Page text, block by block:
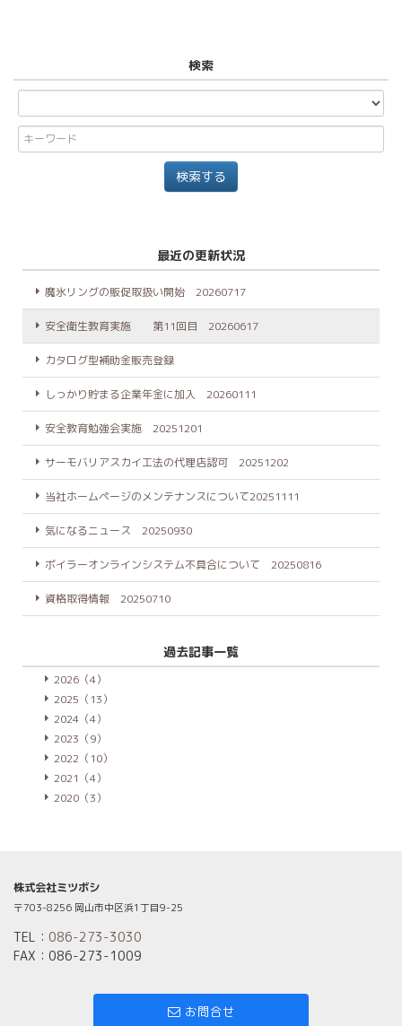
検索
最近の更新状況
魔氷リングの販促取扱い開始 20260717
安全衛生教育実施 第11回目 20260617
カタログ型補助金販売登録
しっかり貯まる企業年金に加入 20260111
安全教育勉強会実施 20251201
サーモバリアスカイ工法の代理店認可 20251202
当社ホームページのメンテナンスについて20251111
気になるニュース 20250930
ボイラーオンラインシステム不具合について 20250816
資格取得情報 20250710
過去記事一覧
2026（4）
2025（13）
2024（4）
2023（9）
2022（10）
2021（4）
2020（3）
株式会社ミツボシ
〒703-8256 岡山市中区浜1丁目9-25
TEL： 086-273-3030
FAX：086-273-1009
お問合せ